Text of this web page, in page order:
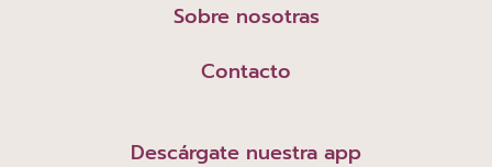
Sobre nosotras
Contacto
Descárgate nuestra app